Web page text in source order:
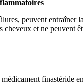
peuvent
et ne peuvent
finastéride